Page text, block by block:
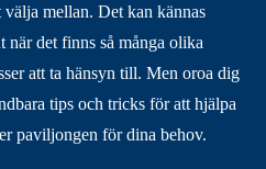
mellan. Det kan kännas
när det finns så många olika
att ta hänsyn till. Men oroa dig
tips och tricks för att hjälpa
paviljongen för dina behov.